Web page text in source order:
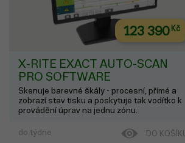
123 390Kč
X-RITE EXACT AUTO-SCAN
PRO SOFTWARE
Skenuje barevné škály - procesní, přímé a
zobrazí stav tisku a poskytuje tak vodítko k
provádění úprav na jednu zónu.
do týdne DO KOŠÍKU